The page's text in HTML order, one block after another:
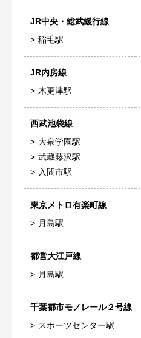
JR中央・総武緩行線
稲毛駅
JR内房線
木更津駅
西武池袋線
大泉学園駅
武蔵藤沢駅
入間市駅
東京メトロ有楽町線
月島駅
都営大江戸線
月島駅
千葉都市モノレール２号線
スポーツセンター駅